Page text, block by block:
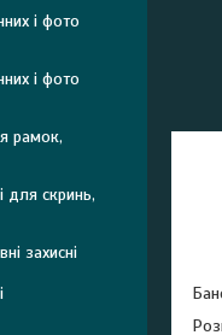
і фото
і фото
рамок,
для скринь,
захисні